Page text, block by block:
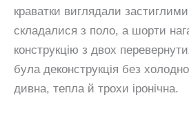
краватки виглядали застиглими
складалися з поло, а шорти
конструкцію з двох
була деконструкція без
дивна, тепла й трохи іронічна.